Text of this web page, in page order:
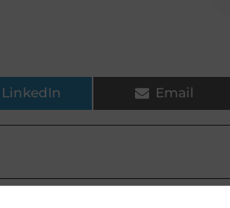
LinkedIn Email